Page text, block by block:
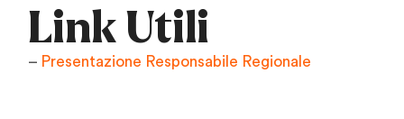
Link Utili
– Presentazione Responsabile Regionale